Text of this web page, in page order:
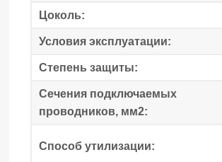
Цоколь:
Условия эксплуатации:
Степень защиты:
Сечения подключаемых
проводников, мм2:
Способ утилизации: